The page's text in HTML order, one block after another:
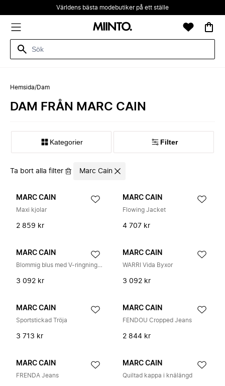
Världens bästa modebutiker på ett ställe
Hemsida/Dam
DAM FRÅN MARC CAIN
Kategorier Filter
Ta bort alla filter Marc Cain
MARC CAIN
Maxi kjolar
2 859 kr
MARC CAIN
Flowing Jacket
4 707 kr
MARC CAIN
Blommig blus med V-ringning och volangkant
3 092 kr
MARC CAIN
WARRI Vida Byxor
3 092 kr
MARC CAIN
Sportstickad Tröja
3 713 kr
MARC CAIN
FENDOU Cropped Jeans
2 844 kr
MARC CAIN
FRENDA Jeans
MARC CAIN
Quiltad kappa i knälängd